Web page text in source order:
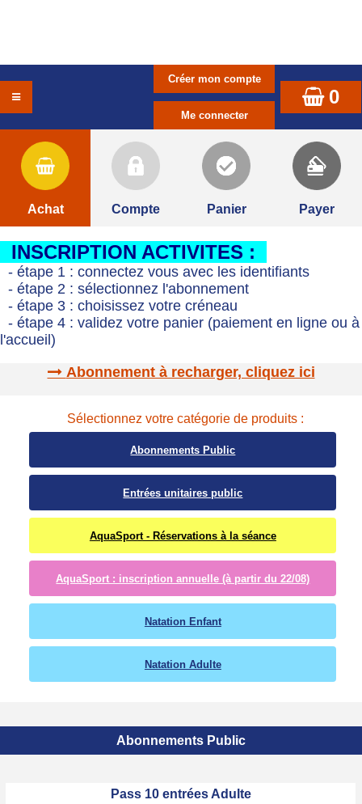
0
Achat Compte Panier Payer
INSCRIPTION ACTIVITES :
- étape 1 : connectez vous avec les identifiants
- étape 2 : sélectionnez l'abonnement
- étape 3 : choisissez votre créneau
- étape 4 : validez votre panier (paiement en ligne ou à
l'accueil)
Abonnement à recharger, cliquez ici
Sélectionnez votre catégorie de produits :
Abonnements Public
Entrées unitaires public
AquaSport - Réservations à la séance
AquaSport : inscription annuelle (à partir du 22/08)
Natation Enfant
Natation Adulte
Abonnements Public
Pass 10 entrées Adulte